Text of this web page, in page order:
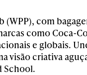
(WPP), com
como Coca-
e globais.
visão criativa
School.